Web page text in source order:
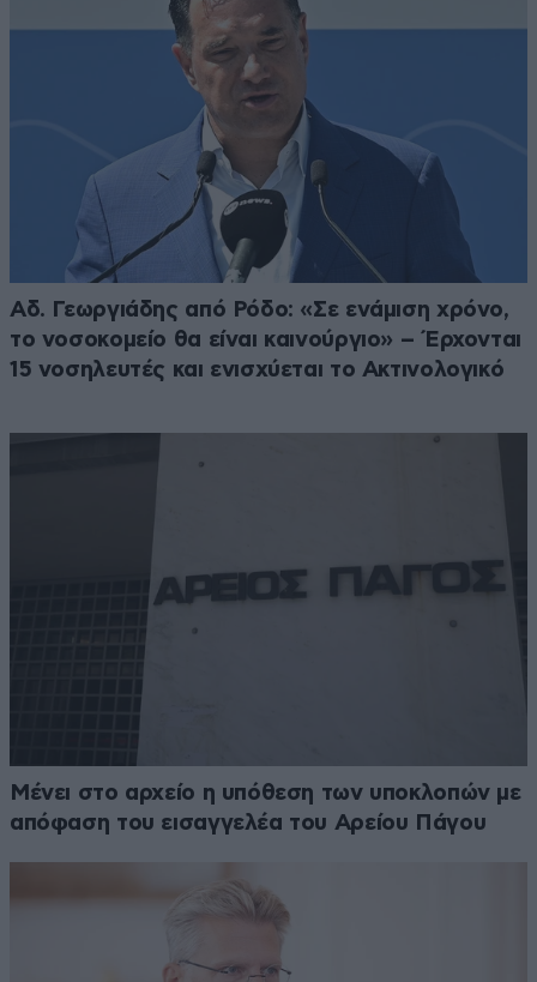
Αδ. Γεωργιάδης από Ρόδο: «Σε ενάμιση χρόνο,
το νοσοκομείο θα είναι καινούργιο» – Έρχονται
15 νοσηλευτές και ενισχύεται το Ακτινολογικό
Μένει στο αρχείο η υπόθεση των υποκλοπών με
απόφαση του εισαγγελέα του Αρείου Πάγου